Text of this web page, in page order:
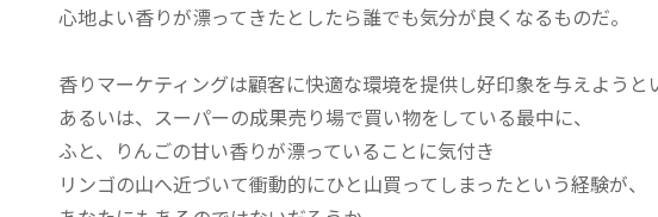
心地よい香りが漂ってきたとしたら誰でも気分が良くなるものだ。
香りマーケティングは顧客に快適な環境を提供し好印象を与えようと
あるいは、スーパーの成果売り場で買い物をしている最中に、
ふと、りんごの甘い香りが漂っていることに気付き
リンゴの山へ近づいて衝動的にひと山買ってしまったという経験が、